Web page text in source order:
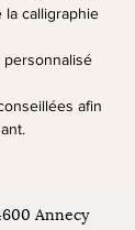
la calligraphie
personnalisé
afin
Annecy